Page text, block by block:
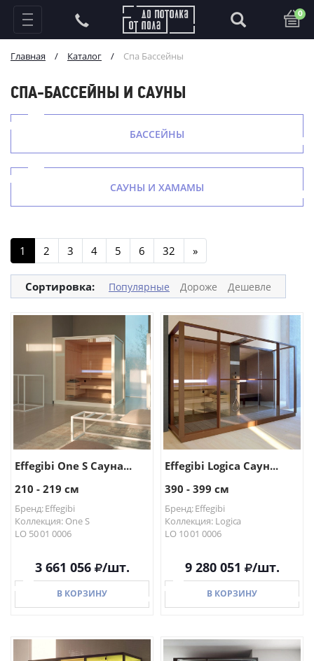
0
Главная / Каталог / Спа Бассейны
СПА-БАССЕЙНЫ И САУНЫ
БАССЕЙНЫ
САУНЫ И ХАМАМЫ
1 2 3 4 5 6 32 »
Сортировка: Популярные Дороже Дешевле
Effegibi One S Сауна...
210 - 219 см
Бренд: Effegibi
Коллекция: One S
LO 50 01 0006
3 661 056 /шт.
В КОРЗИНУ
Effegibi Logica Саун...
390 - 399 см
Бренд: Effegibi
Коллекция: Logica
LO 10 01 0006
9 280 051 /шт.
В КОРЗИНУ